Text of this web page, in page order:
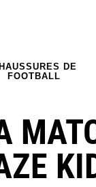
DE
FOOTBALL